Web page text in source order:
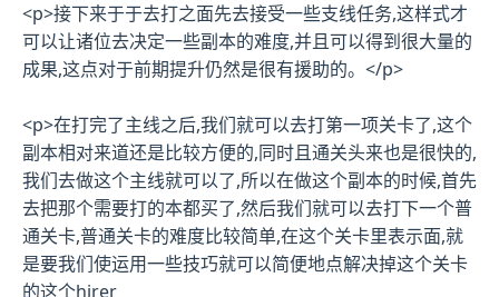
<p>接下来于于去打之面先去接受一些支线任务,这样式才
可以让诸位去决定一些副本的难度,并且可以得到很大量的
成果,这点对于前期提升仍然是很有援助的。</p>
<p>在打完了主线之后,我们就可以去打第一项关卡了,这个
副本相对来道还是比较方便的,同时且通关头来也是很快的,
我们去做这个主线就可以了,所以在做这个副本的时候,首先
去把那个需要打的本都买了,然后我们就可以去打下一个普
通关卡,普通关卡的难度比较简单,在这个关卡里表示面,就
是要我们使运用一些技巧就可以简便地点解决掉这个关卡
的这个hirer